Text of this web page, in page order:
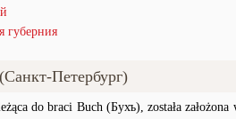
губерния
Петербург)
do braci Buch (Бухъ), została